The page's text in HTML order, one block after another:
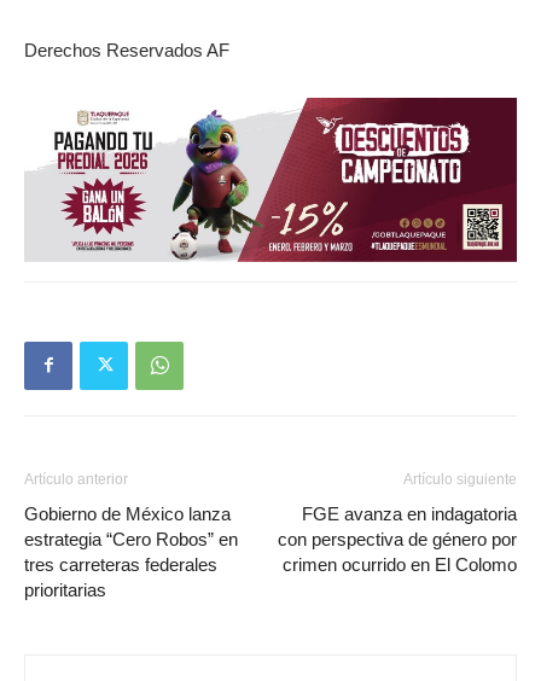
Derechos Reservados AF
Artículo anterior
Gobierno de México lanza
estrategia “Cero Robos” en
tres carreteras federales
prioritarias
Artículo siguiente
FGE avanza en indagatoria
con perspectiva de género por
crimen ocurrido en El Colomo